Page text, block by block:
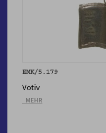
EMK/5.179
Votiv
_MEHR